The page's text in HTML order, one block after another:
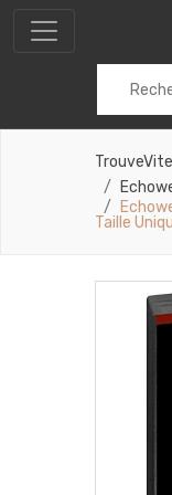
TrouveVite
Taille